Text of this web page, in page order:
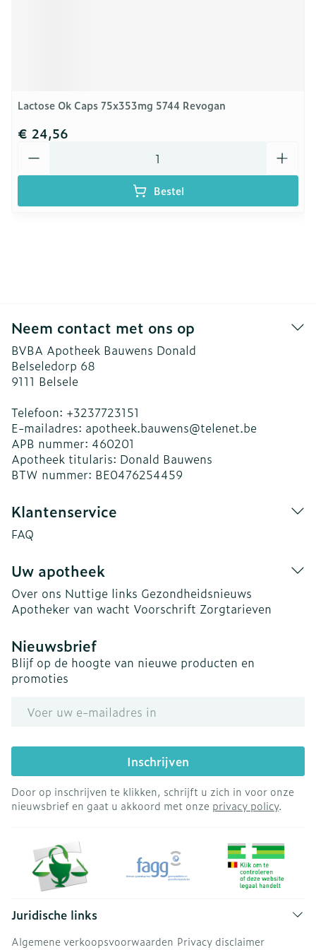
Lactose Ok Caps 75x353mg 5744 Revogan
€ 24,56
Bestel
Neem contact met ons op
BVBA Apotheek Bauwens Donald
Belseledorp 68
9111 Belsele
Telefoon: +3237723151
E-mailadres: apotheek.bauwens@telenet.be
APB nummer: 460201
Apotheek titularis: Donald Bauwens
BTW nummer: BE0476254459
Klantenservice
FAQ
Uw apotheek
Over ons Nuttige links Gezondheidsnieuws
Apotheker van wacht Voorschrift Zorgtarieven
Nieuwsbrief
Blijf op de hoogte van nieuwe producten en
promoties
Inschrijven
Door op inschrijven te klikken, schrijft u zich in voor onze
nieuwsbrief en gaat u akkoord met onze privacy policy.
Juridische links
Algemene verkoopsvoorwaarden Privacy disclaimer